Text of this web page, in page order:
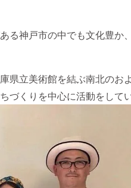
る神戸市の中でも文化豊か
立美術館を結ぶ南北のお
づくりを中心に活動をしてい